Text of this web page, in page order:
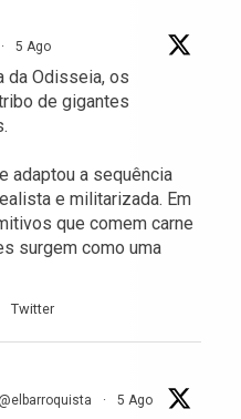
· 5 Ago
da Odisseia, os
de gigantes
adaptou a sequência
e militarizada. Em
que comem carne
surgem como uma
Twitter
@elbarroquista · 5 Ago